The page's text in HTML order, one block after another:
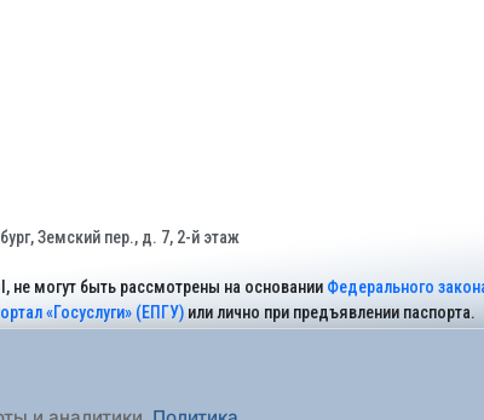
Земский пер., д. 7, 2-й этаж
не могут быть рассмотрены на основании Федерального
«Госуслуги» (ЕПГУ)или лично при предъявлении паспорта.